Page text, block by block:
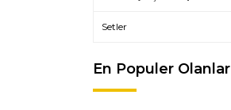
Setler
En Populer Olanlar